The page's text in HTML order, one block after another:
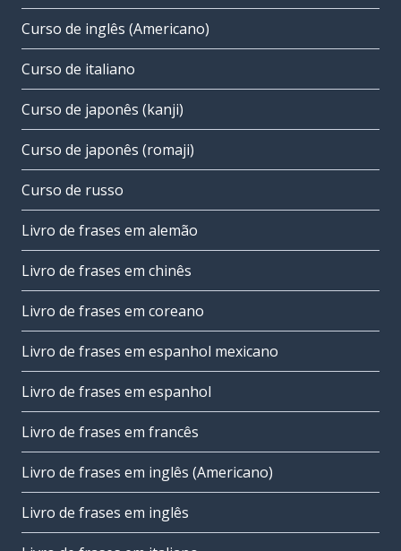
Curso de inglês (Americano)
Curso de italiano
Curso de japonês (kanji)
Curso de japonês (romaji)
Curso de russo
Livro de frases em alemão
Livro de frases em chinês
Livro de frases em coreano
Livro de frases em espanhol mexicano
Livro de frases em espanhol
Livro de frases em francês
Livro de frases em inglês (Americano)
Livro de frases em inglês